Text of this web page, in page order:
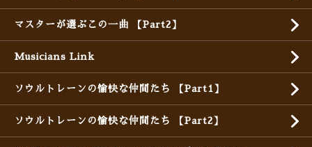
マスターが選ぶこの一曲 【Part2】
Musicians Link
ソウルトレーンの愉快な仲間たち 【Part1】
ソウルトレーンの愉快な仲間たち 【Part2】